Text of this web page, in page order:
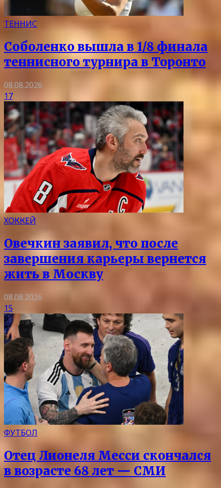
ТЕННИС
Соболенко вышла в 1/8 финала
теннисного турнира в Торонто
08.08.2026
17
ХОККЕЙ
Овечкин заявил, что после
завершения карьеры вернется
жить в Москву
08.08.2026
15
ФУТБОЛ
Отец Лионеля Месси скончался
в возрасте 68 лет — СМИ